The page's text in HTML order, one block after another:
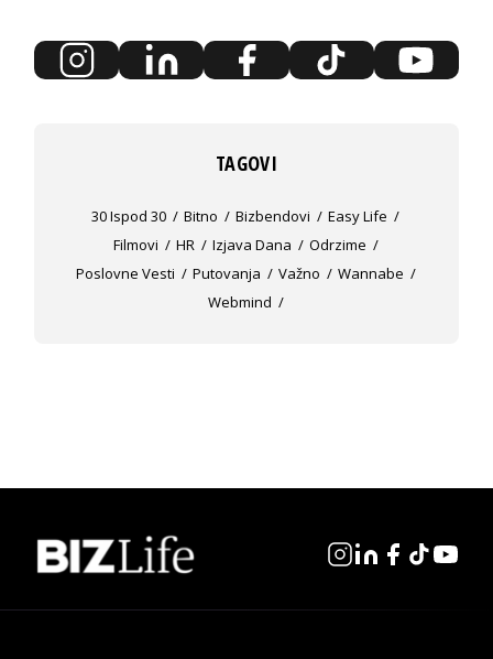
TAGOVI
30 Ispod 30 Bitno Bizbendovi
Easy Life
Filmovi
HR Izjava Dana
Odrzime
Poslovne Vesti
Putovanja Važno
Wannabe
Webmind